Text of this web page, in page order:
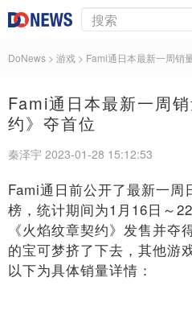
DoNews > 游戏 > Fami通日本最新一周销
Fami通日本最新一周
约》夺首位
秦泽宇 2023-01-28 15:12:53
Fami通日前公开了最新一周
榜，统计期间为1月16日～
《火焰纹章契约》发售并夺
的宝可梦挤了下去，其他游
以下为具体销量详情：